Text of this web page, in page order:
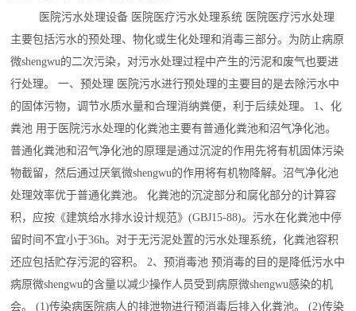
医院污水处理设备 医院医疗污水处理系统 医院医疗污水处理
主要包括污水的预处理、物化或生化处理和消毒三部分。为防止病原
微shengwu的二次污染，对污水处理过程中产生的污泥和废气也要进
行处理。 一、预处理 医院污水进行预处理的主要目的是去除污水中
的固体污物，调节水质水量和合理消纳粪便，利于后续处理。 1、化
粪池 用于医院污水处理的化粪池主要有普通化粪池和沼气净化池。
普通化粪池和沼气净化池的原理是通过沉淀的作用先将有机固体污染
物截留，然后通过厌氧微shengwu的作用将有机物降解。沼气净化池
处理效率优于普通化粪池。 化粪池的沉淀部分和腐化部分的计算容
积，应按《建筑给水排水设计规范》(GBJ15-88)。污水在化粪池中停
留时间不宜小于36h。对于无污泥处置的污水处理系统，化粪池容积
还应包括贮存污泥的容积。 2、预消毒池 预消毒的目的是降低污水中
病原微shengwu的含量以减少操作人员受到病原微shengwu感染的机
会。 (1)传染病医院病人的排泄物进行预消毒后排入化粪池。 (2)传染